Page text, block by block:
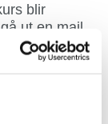
blir
ut en mail
om
inne i
i KTK.